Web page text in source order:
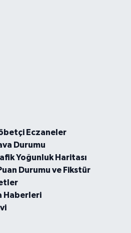
Eczaneler
Durumu
Yoğunluk Haritası
Durumu ve Fikstür
Haberleri